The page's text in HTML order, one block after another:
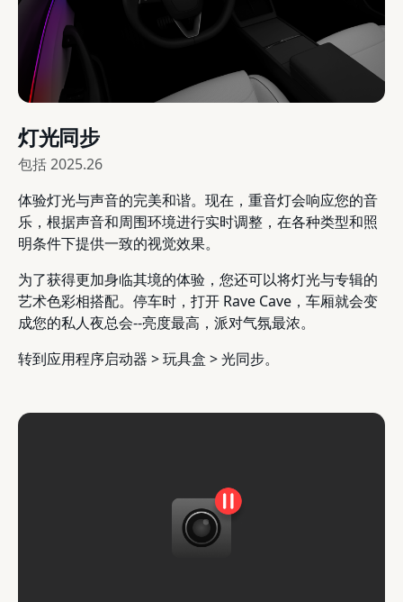
灯光同步
包括2025.26
体验灯光与声音的完美和谐。现在，重音灯会响应您的音
乐，根据声音和周围环境进行实时调整，在各种类型和照
明条件下提供一致的视觉效果。
为了获得更加身临其境的体验，您还可以将灯光与专辑的
艺术色彩相搭配。停车时，打开 Rave Cave，车厢就会变
成您的私人夜总会--亮度最高，派对气氛最浓。
转到应用程序启动器 > 玩具盒 > 光同步。